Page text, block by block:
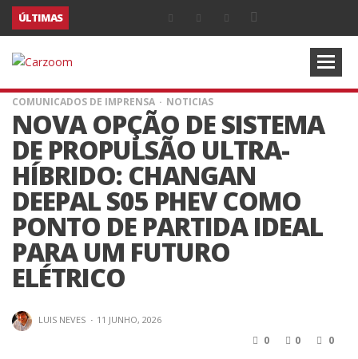
ÚLTIMAS
COMUNICADOS DE IMPRENSA NOTICIAS
NOVA OPÇÃO DE SISTEMA
DE PROPULSÃO ULTRA-
HÍBRIDO: CHANGAN
DEEPAL S05 PHEV COMO
PONTO DE PARTIDA IDEAL
PARA UM FUTURO
ELÉTRICO
LUIS NEVES · 11 JUNHO, 2026
0 0 0